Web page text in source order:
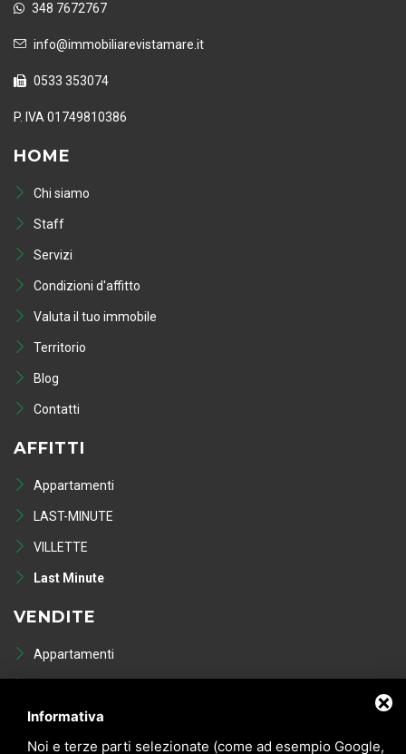
348 7672767
info@immobiliarevistamare.it
0533 353074
P. IVA 01749810386
HOME
Chi siamo
Staff
Servizi
Condizioni d'affitto
Valuta il tuo immobile
Territorio
Blog
Contatti
AFFITTI
Appartamenti
LAST-MINUTE
VILLETTE
Last Minute
VENDITE
Appartamenti
NEGOZI
POSTI AUTO - GARAGE
Informativa
Noi e terze parti selezionate (come ad esempio Google,